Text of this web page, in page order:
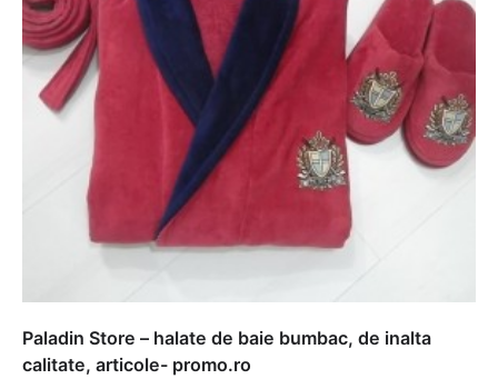
Paladin Store – halate de baie bumbac, de inalta
calitate, articole- promo.ro